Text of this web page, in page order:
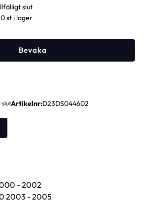
Bevaka
Artikelnr D23DS044602
0 st i lager
- 2002
2003 - 2005